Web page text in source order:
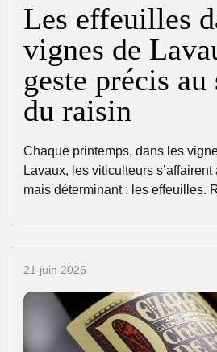
Les effeuilles
vignes de
geste précis au
du raisin
Chaque printemps, dans les
Lavaux, les viticulteurs
mais déterminant : les effeuilles.
21 juin 2026